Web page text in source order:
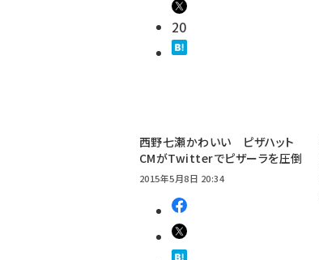
20
西野七瀬かわいい ピザハット
CMがTwitterでピザーラを圧倒
2015年5月8日 20:34